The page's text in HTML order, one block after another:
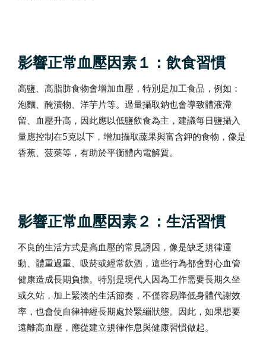
影響正常血壓因素１：飲食習慣
高鹽、高脂肪食物會增加血壓，特別是加工食品，例如：
泡麵、醃漬物、洋芋片等。過量攝取鈉也會導致體液滯
留、血壓升高，因此應以低鹽飲食為主，建議每日鹽攝入
量應控制在5克以下，增加攝取蔬果與富含鉀的食物，像是
香蕉、菠菜等，有助於平衡體內電解質。
影響正常血壓因素２：生活習慣
不良的生活方式是高血壓的常見誘因，像是缺乏規律運
動、體重過重、吸菸或經常飲酒，這些行為都會對心血管
健康造成長期負擔。特別是現代人因為工作需要長期久坐
或久站，加上緊湊的生活節奏，不僅容易降低身體代謝效
率，也會使自律神經長期處於緊繃狀態。因此，如果想要
遠離高血壓，應從建立規律作息與健康習慣做起。